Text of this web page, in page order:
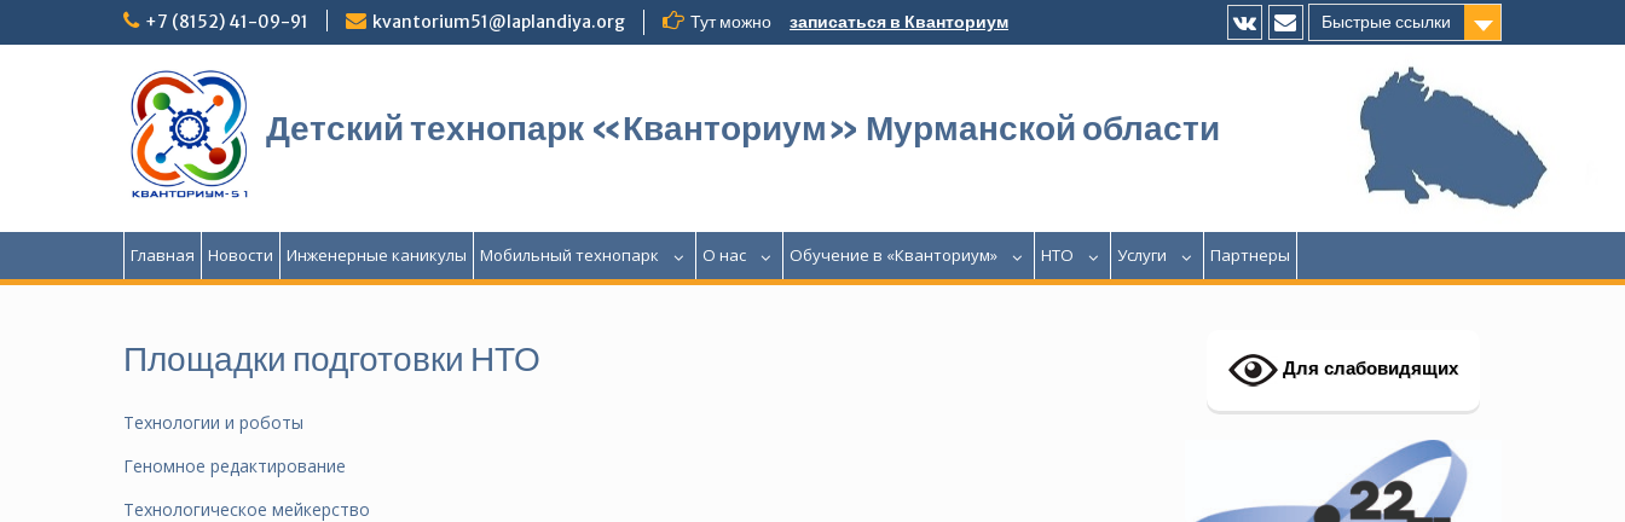
+7 (8152) 41-09-91 kvantorium51@laplandiya.org Тут можно записаться в Кванториум
Быстрые ссылки
Детский технопарк «Кванториум» Мурманской области
Главная Новости Инженерные каникулы Мобильный технопарк О нас Обучение в «Кванториум» НТО Услуги Партнеры
Площадки подготовки НТО
Технологии и роботы
Геномное редактирование
Технологическое мейкерство
Для слабовидящих